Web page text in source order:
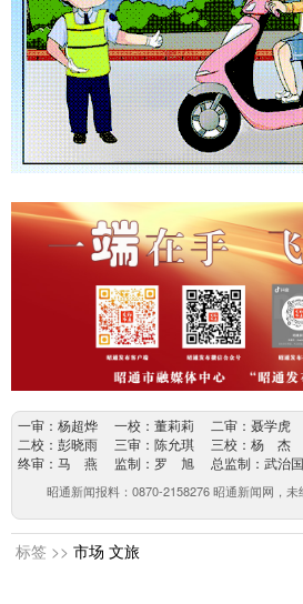
一审：杨超烨 一校：董莉莉 二审：聂学虎
二校：彭晓雨 三审：陈允琪 三校：杨 杰
终审：马 燕 监制：罗 旭 总监制：武治国
昭通新闻报料：0870-2158276 昭通新闻网，
标签 >> 市场 文旅